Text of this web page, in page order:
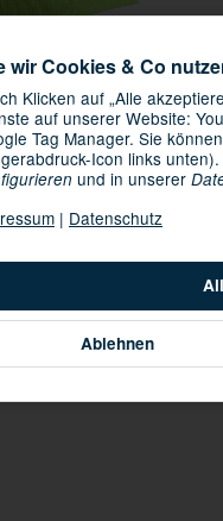
Ablehnen
wir Cookies & Co
Klicken auf „Alle
auf unserer Website:
Tag Manager. Sie
Icon links
und in unserer
| Datenschutz